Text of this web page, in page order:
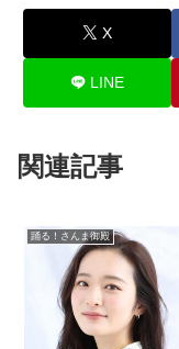
X
LINE
関連記事
踊る！さんま御殿